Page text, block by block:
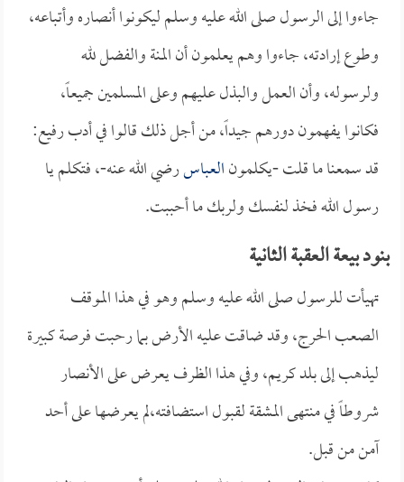
جاءوا إلى الرسول صلى الله عليه وسلم ليكونوا أنصاره وأتباعه،
وطوع إرادته، جاءوا وهم يعلمون أن المنة والفضل لله
ولرسوله، وأن العمل والبذل عليهم وعلى المسلمين جميعاً،
فكانوا يفهمون دورهم جيداً، من أجل ذلك قالوا في أدب رفيع:
قد سمعنا ما قلت -يكلمونالعباسرضي الله عنه-، فتكلم يا
رسول الله فخذ لنفسك ولربك ما أحببت.
بنود بيعة العقبة الثانية
تهيأت للرسول صلى الله عليه وسلم وهو في هذا الموقف
الصعب الحرج، وقد ضاقت عليه الأرض بما رحبت فرصة كبيرة
ليذهب إلى بلد كريم، وفي هذا الظرف يعرض على الأنصار
شروطاً في منتهى المشقة لقبول استضافته،لم يعرضها على أحد
آمن من قبل.